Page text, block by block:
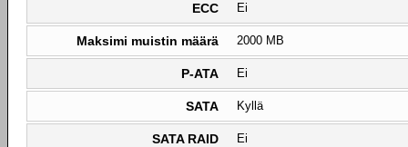
ECC Ei
Maksimi muistin määrä 2000 MB
P-ATA Ei
SATA Kyllä
SATA RAID Ei